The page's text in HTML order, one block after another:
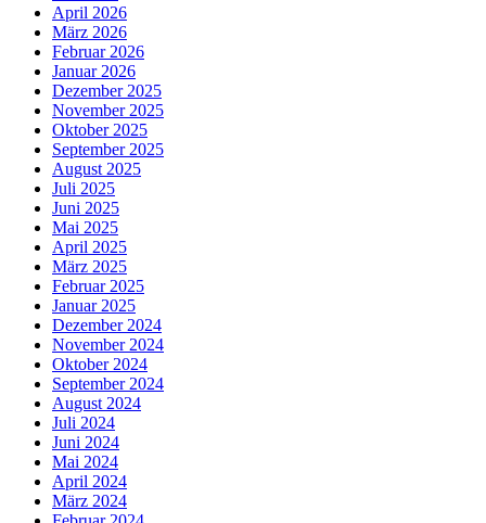
April 2026
März 2026
Februar 2026
Januar 2026
Dezember 2025
November 2025
Oktober 2025
September 2025
August 2025
Juli 2025
Juni 2025
Mai 2025
April 2025
März 2025
Februar 2025
Januar 2025
Dezember 2024
November 2024
Oktober 2024
September 2024
August 2024
Juli 2024
Juni 2024
Mai 2024
April 2024
März 2024